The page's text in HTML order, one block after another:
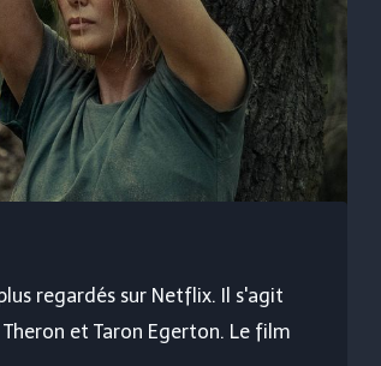
regardés sur Netflix. Il s'agit
et Taron Egerton. Le film